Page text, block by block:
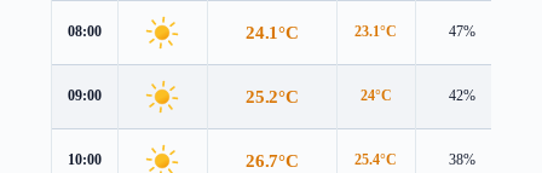
08:00 24.1°C 23.1°C 47%
09:00 25.2°C 24°C 42%
10:00 26.7°C 25.4°C 38%